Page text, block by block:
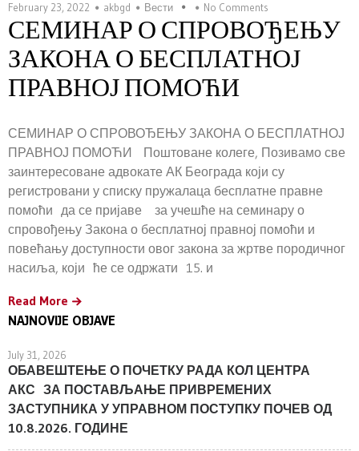
February 23, 2022 akbgd Вести No Comments
СЕМИНАР О СПРОВОЂЕЊУ
ЗАКОНА О БЕСПЛАТНОЈ
ПРАВНОЈ ПОМОЋИ
СЕМИНАР О СПРОВОЂЕЊУ ЗАКОНА О БЕСПЛАТНОЈ
ПРАВНОЈ ПОМОЋИ Поштоване колеге, Позивамо све
заинтересоване адвокате АК Београда који су
регистровани у списку пружалаца бесплатне правне
помоћи да се пријаве за учешће на семинару о
спровођењу Закона о бесплатној правној помоћи и
повећању доступности овог закона за жртве породичног
насиља, који ће се одржати 15. и
Read More
NAJNOVIJE OBJAVE
July 31, 2026
ОБАВЕШТЕЊЕ О ПОЧЕТКУ РАДА КОЛ ЦЕНТРА
АКС ЗА ПОСТАВЉАЊЕ ПРИВРЕМЕНИХ
ЗАСТУПНИКА У УПРАВНОМ ПОСТУПКУ ПОЧЕВ ОД
10.8.2026. ГОДИНЕ